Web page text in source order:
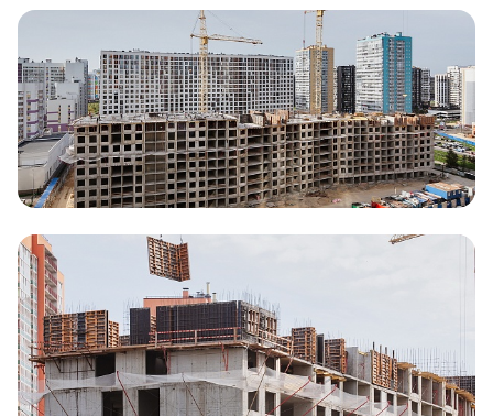
Документация
ВЫБРАТЬ КВАРТИРУ
Проекты
О компании
Жизнь в мавис